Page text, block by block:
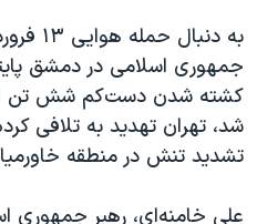
به
جمهوری اسلامی در دمشق
کشته شدن دست‌کم شش تن از
شد، تهران تهدید به تلافی
تشدید تنش در منطقه
علی خامنه‌ای، رهبر جمهوری